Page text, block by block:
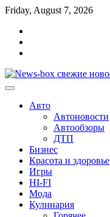
Перейти
содержимому
Friday, August 7, 2026
Авто
Автоновости
Автообзоры
ДТП
Бизнес
Красота и здоровье
Игры
HI-FI
Мода
Кулинария